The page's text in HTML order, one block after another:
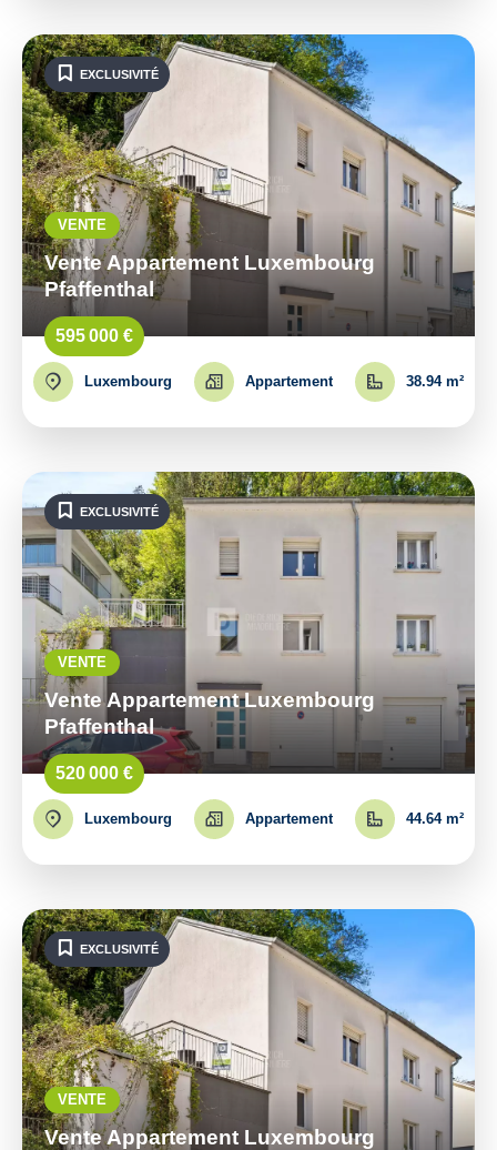
VENTE
Vente Appartement Luxembourg
Pfaffenthal
595 000 €
Luxembourg Appartement 38.94 m²
EXCLUSIVITÉ
VENTE
Vente Appartement Luxembourg
Pfaffenthal
520 000 €
Luxembourg Appartement 44.64 m²
EXCLUSIVITÉ
VENTE
Vente Appartement Luxembourg
EXCLUSIVITÉ